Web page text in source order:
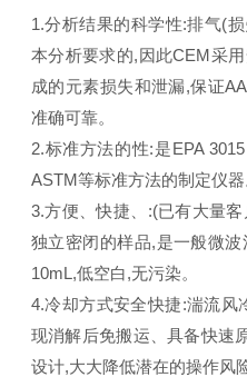
1.分析结果的科学性:排气(
本分析要求的,因此CEM采
成的元素损失和泄漏,保证
准确可靠。
2.标准方法的性:是EPA
ASTM等标准方法的制定仪器
3.方便、快捷、:(已有大量客
独立密闭的样品,是一般微波
10mL,低空白,无污染。
4.冷却方式安全快捷:湍流风
现消解后免搬运、具备快速
设计,大大降低潜在的操作风